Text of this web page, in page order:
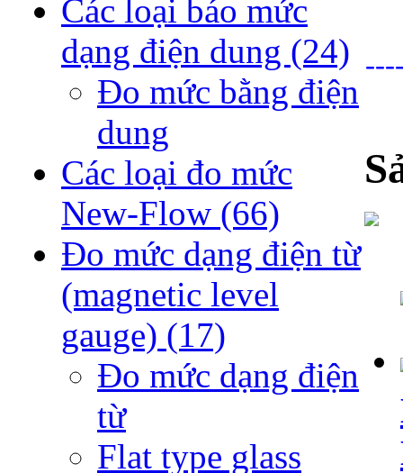
Các loại báo mức
dạng điện dung (24)
Đo mức bằng điện
dung
Các loại đo mức
New-Flow (66)
Đo mức dạng điện từ
(magnetic level
gauge) (17)
Đo mức dạng điện
từ
Flat type glass